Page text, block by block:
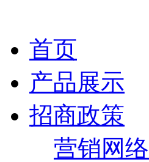
首页
产品展示
招商政策
营销网络